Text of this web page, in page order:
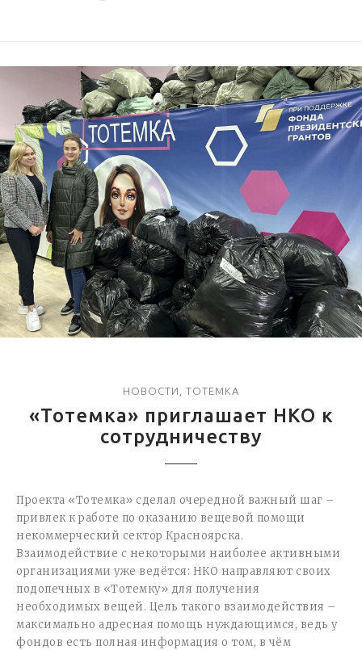
НОВОСТИ ТОТЕМКА
«Тотемка» приглашает НКО к
сотрудничеству
Проекта «Тотемка» сделал очередной важный шаг –
привлек к работе по оказанию вещевой помощи
некоммерческий сектор Красноярска.
Взаимодействие с некоторыми наиболее активными
организациями уже ведётся: НКО направляют своих
подопечных в «Тотемку» для получения
необходимых вещей. Цель такого взаимодействия –
максимально адресная помощь нуждающимся, ведь у
фондов есть полная информация о том, в чём